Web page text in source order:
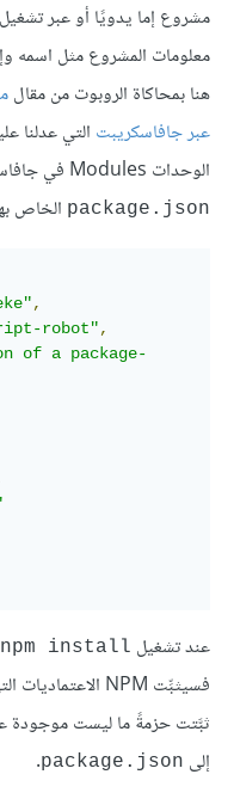
مشروع إما يدويًا أو عبر تشغيل
معلومات المشروع مثل اسمه
هنا بمحاكاة الروبوت من مقال
عبر جافاسكريبت التي عدلنا
الوحدات Modules في جافاسكريبت، إذ قد يبدو ملف
package.json الخاص
,
robot",
of a package-
عند تشغيل npm install
فسيثبِّت NPM الاعتماديات التي يسردها
إلى package.json
.